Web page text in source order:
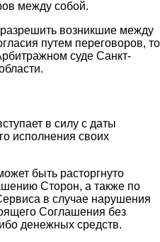
между собой.
возникшие между
путем переговоров, то
суде Санкт-
в силу с даты
исполнения своих
быть расторгнуто
Сторон, а также по
в случае нарушения
Соглашения без
денежных средств.